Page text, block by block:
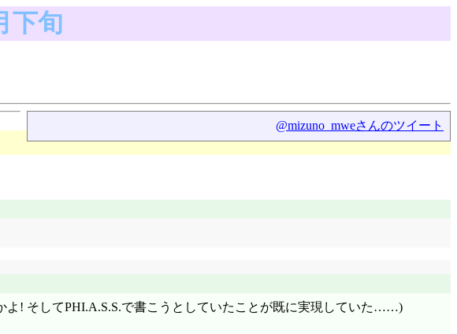
下旬
@mizuno_mweさんのツイート
よ! そしてPHI.A.S.S.で書こうとしていたことが既に実現していた……)